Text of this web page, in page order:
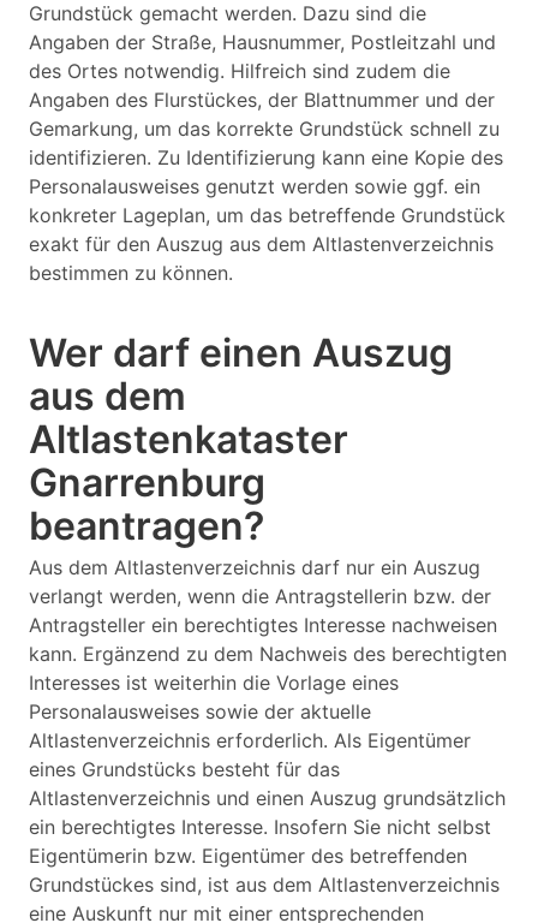
Grundstück gemacht werden. Dazu sind die
Angaben der Straße, Hausnummer, Postleitzahl und
des Ortes notwendig. Hilfreich sind zudem die
Angaben des Flurstückes, der Blattnummer und der
Gemarkung, um das korrekte Grundstück schnell zu
identifizieren. Zu Identifizierung kann eine Kopie des
Personalausweises genutzt werden sowie ggf. ein
konkreter Lageplan, um das betreffende Grundstück
exakt für den Auszug aus dem Altlastenverzeichnis
bestimmen zu können.
Wer darf einen Auszug
aus dem
Altlastenkataster
Gnarrenburg
beantragen?
Aus dem Altlastenverzeichnis darf nur ein Auszug
verlangt werden, wenn die Antragstellerin bzw. der
Antragsteller ein berechtigtes Interesse nachweisen
kann. Ergänzend zu dem Nachweis des berechtigten
Interesses ist weiterhin die Vorlage eines
Personalausweises sowie der aktuelle
Altlastenverzeichnis erforderlich. Als Eigentümer
eines Grundstücks besteht für das
Altlastenverzeichnis und einen Auszug grundsätzlich
ein berechtigtes Interesse. Insofern Sie nicht selbst
Eigentümerin bzw. Eigentümer des betreffenden
Grundstückes sind, ist aus dem Altlastenverzeichnis
eine Auskunft nur mit einer entsprechenden